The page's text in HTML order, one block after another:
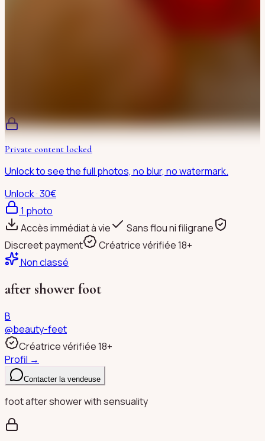
Private content locked
Unlock to see the full photos, no blur, no watermark.
Unlock · 30€
1 photo
Accès immédiat à vie
Sans flou ni filigrane
Discreet payment
Créatrice vérifiée 18+
Non classé
after shower foot
B
@beauty-feet
Créatrice vérifiée 18+
Profil →
Contacter la vendeuse
foot after shower with sensuality